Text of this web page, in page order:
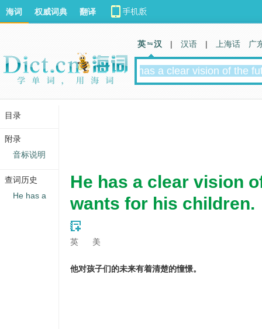
He has a clear vision
wants for his children.
英 美
他对孩子们的未来有着清楚的憧憬。
海词 权威词典 翻译
英 汉 | 汉语 | 上海话 广
目录
附录
音标说明
查词历史
He has a